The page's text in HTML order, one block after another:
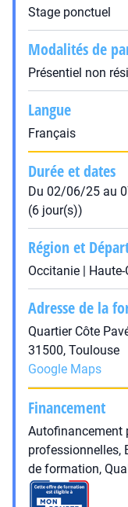
Stage ponctuel
Modalités de
Présentiel non
Langue
Français
Durée et dates
Du 02/06/25 au
(6 jour(s))
Région et
Occitanie |
Adresse de la
Quartier Côte
31500, Toulouse
Google Maps
Financement
Autofinancement
professionnelles,
de formation,